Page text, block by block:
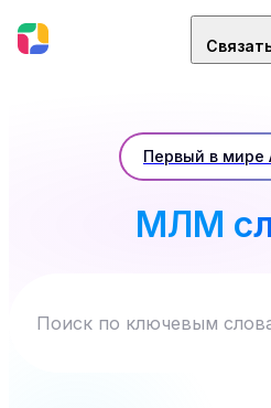
Первый в
МЛМ